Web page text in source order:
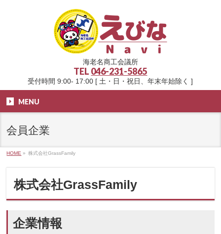
海老名商工会議所
TEL 046-231-5865
受付時間 9:00- 17:00 [ 土・日・祝日、年末年始除く ]
MENU
会員企業
HOME » 株式会社GrassFamily
株式会社GrassFamily
企業情報